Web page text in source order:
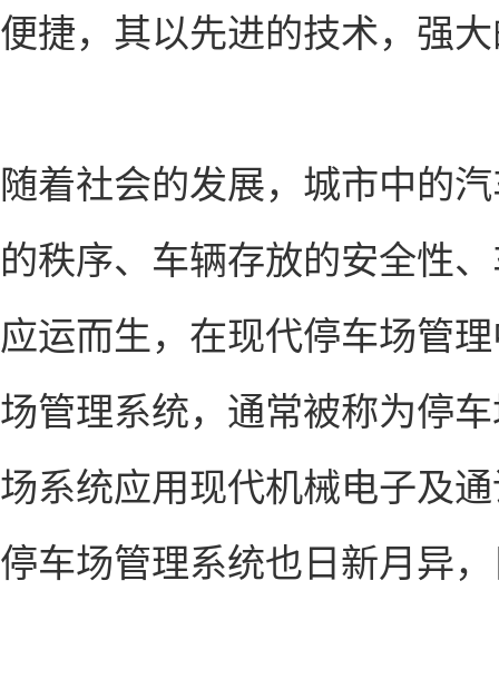
便捷，其以先进的技术，强
随着社会的发展，城市中的
的秩序、车辆存放的安全性
应运而生，在现代停车场管
场管理系统，通常被称为停
场系统应用现代机械电子及
停车场管理系统也日新月异